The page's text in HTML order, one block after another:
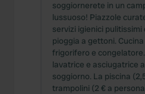
soggiornerete in un
lussuoso! Piazzole
servizi igienici pulitissimi
pioggia a gettoni.
frigorifero e
lavatrice e asciugatrice
soggiorno. La piscina
trampolini (2 € a